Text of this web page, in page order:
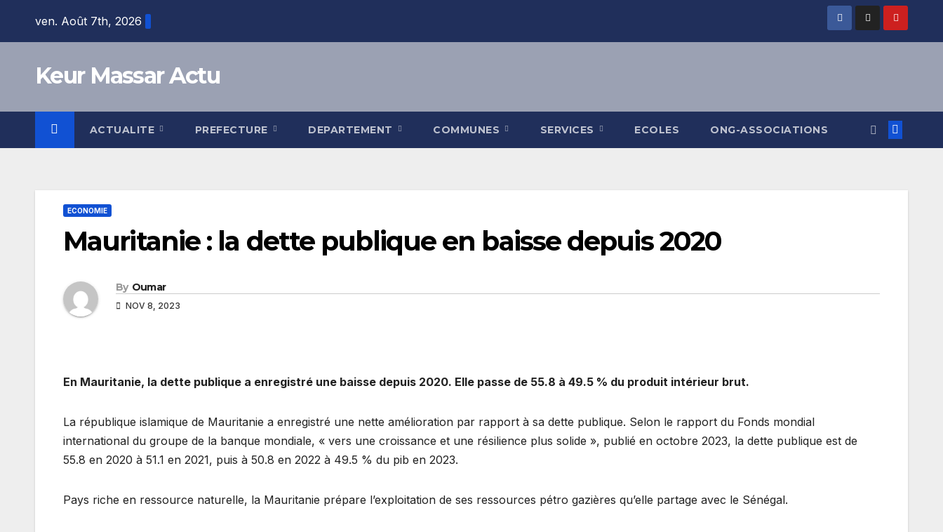
ven. Août 7th, 2026
Keur Massar Actu
ACTUALITE PREFECTURE DEPARTEMENT COMMUNES SERVICES ECOLES ONG-ASSOCIATIONS
ECONOMIE
Mauritanie : la dette publique en baisse depuis 2020
By Oumar
NOV 8, 2023
En Mauritanie, la dette publique a enregistré une baisse depuis 2020. Elle passe de 55.8 à 49.5 % du produit intérieur brut.
La république islamique de Mauritanie a enregistré une nette amélioration par rapport à sa dette publique. Selon le rapport du Fonds mondial
international du groupe de la banque mondiale, « vers une croissance et une résilience plus solide », publié en octobre 2023, la dette publique est de
55.8 en 2020 à 51.1 en 2021, puis à 50.8 en 2022 à 49.5 % du pib en 2023.
Pays riche en ressource naturelle, la Mauritanie prépare l’exploitation de ses ressources pétro gazières qu’elle partage avec le Sénégal.